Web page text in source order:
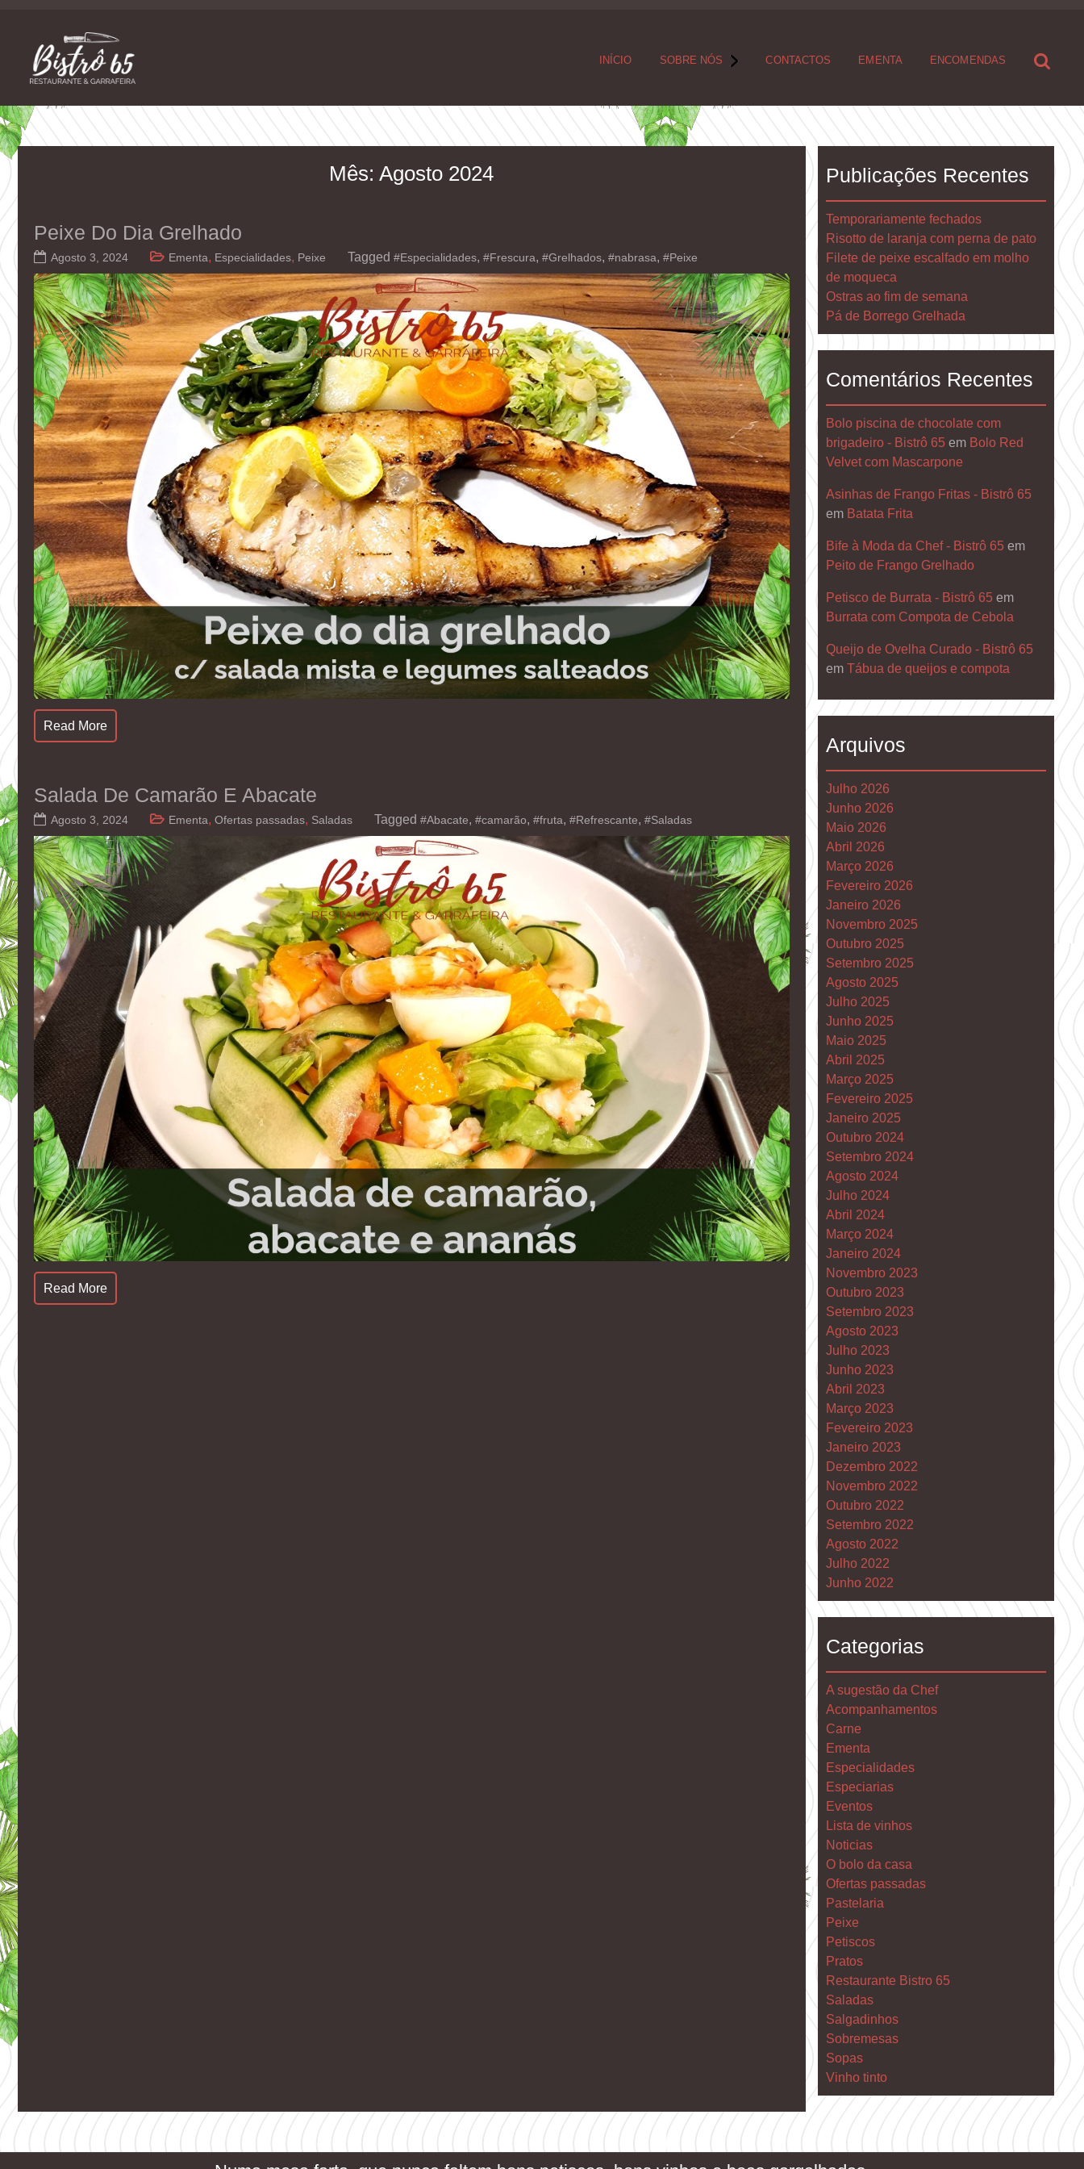
content
Bistrô 65
INÍCIO SOBRE NÓS CONTACTOS EMENTA ENCOMENDAS
Mês:Agosto 2024
Peixe Do Dia Grelhado
Agosto 3, 2024 Ementa, Especialidades, Peixe Tagged #Especialidades, #Frescura, #Grelhados, #nabrasa, #Peixe
Read More
Salada De Camarão E Abacate
Agosto 3, 2024 Ementa, Ofertas passadas, Saladas Tagged #Abacate, #camarão, #fruta, #Refrescante, #Saladas
Read More
Publicações Recentes
Temporariamente fechados
Risotto de laranja com perna de pato
Filete de peixe escalfado em molho
de moqueca
Ostras ao fim de semana
Pá de Borrego Grelhada
Comentários Recentes
Bolo piscina de chocolate com
brigadeiro - Bistrô 65em Bolo Red
Velvet com Mascarpone
Asinhas de Frango Fritas - Bistrô 65
em Batata Frita
Bife à Moda da Chef - Bistrô 65em
Peito de Frango Grelhado
Petisco de Burrata - Bistrô 65em
Burrata com Compota de Cebola
Queijo de Ovelha Curado - Bistrô 65
em Tábua de queijos e compota
Arquivos
Julho 2026
Junho 2026
Maio 2026
Abril 2026
Março 2026
Fevereiro 2026
Janeiro 2026
Novembro 2025
Outubro 2025
Setembro 2025
Agosto 2025
Julho 2025
Junho 2025
Maio 2025
Abril 2025
Março 2025
Fevereiro 2025
Janeiro 2025
Outubro 2024
Setembro 2024
Agosto 2024
Julho 2024
Abril 2024
Março 2024
Janeiro 2024
Novembro 2023
Outubro 2023
Setembro 2023
Agosto 2023
Julho 2023
Junho 2023
Abril 2023
Março 2023
Fevereiro 2023
Janeiro 2023
Dezembro 2022
Novembro 2022
Outubro 2022
Setembro 2022
Agosto 2022
Julho 2022
Junho 2022
Categorias
A sugestão da Chef
Acompanhamentos
Carne
Ementa
Especialidades
Especiarias
Eventos
Lista de vinhos
Noticias
O bolo da casa
Ofertas passadas
Pastelaria
Peixe
Petiscos
Pratos
Restaurante Bistro 65
Saladas
Salgadinhos
Sobremesas
Sopas
Vinho tinto